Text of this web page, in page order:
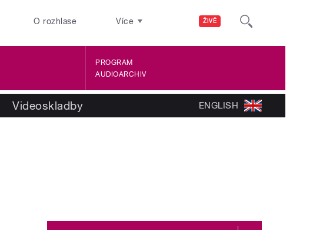
ŽIVĚ
O rozhlase Více
PROGRAM
AUDIOARCHIV
Videoskladby ENGLISH